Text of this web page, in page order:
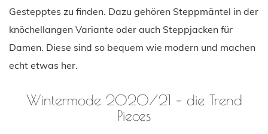
Gestepptes zu finden. Dazu gehören Steppmäntel in der
knöchellangen Variante oder auch Steppjacken für
Damen. Diese sind so bequem wie modern und machen
echt etwas her.
Wintermode 2020/21 – die Trend
Pieces